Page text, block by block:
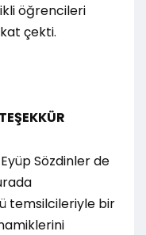
öğrencileri
çekti.
Sözdinler de
temsilcileriyle bir